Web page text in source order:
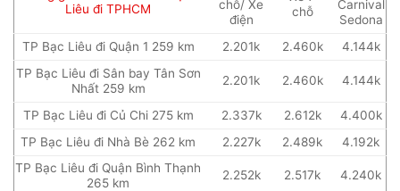
Liêu đi TPHCM
chỗ/ Xe
điện
chỗ
Carnival
Sedona
TP Bạc Liêu đi Quận 1 259 km
2.201k 2.460k
4.144k
TP Bạc Liêu đi Sân bay Tân Sơn
Nhất 259 km
2.201k 2.460k 4.144k
TP Bạc Liêu đi Củ Chi 275 km 2.337k 2.612k
4.400k
TP Bạc Liêu đi Nhà Bè 262 km
2.227k 2.489k
4.192k
TP Bạc Liêu đi Quận Bình Thạnh
265 km
2.252k 2.517k 4.240k